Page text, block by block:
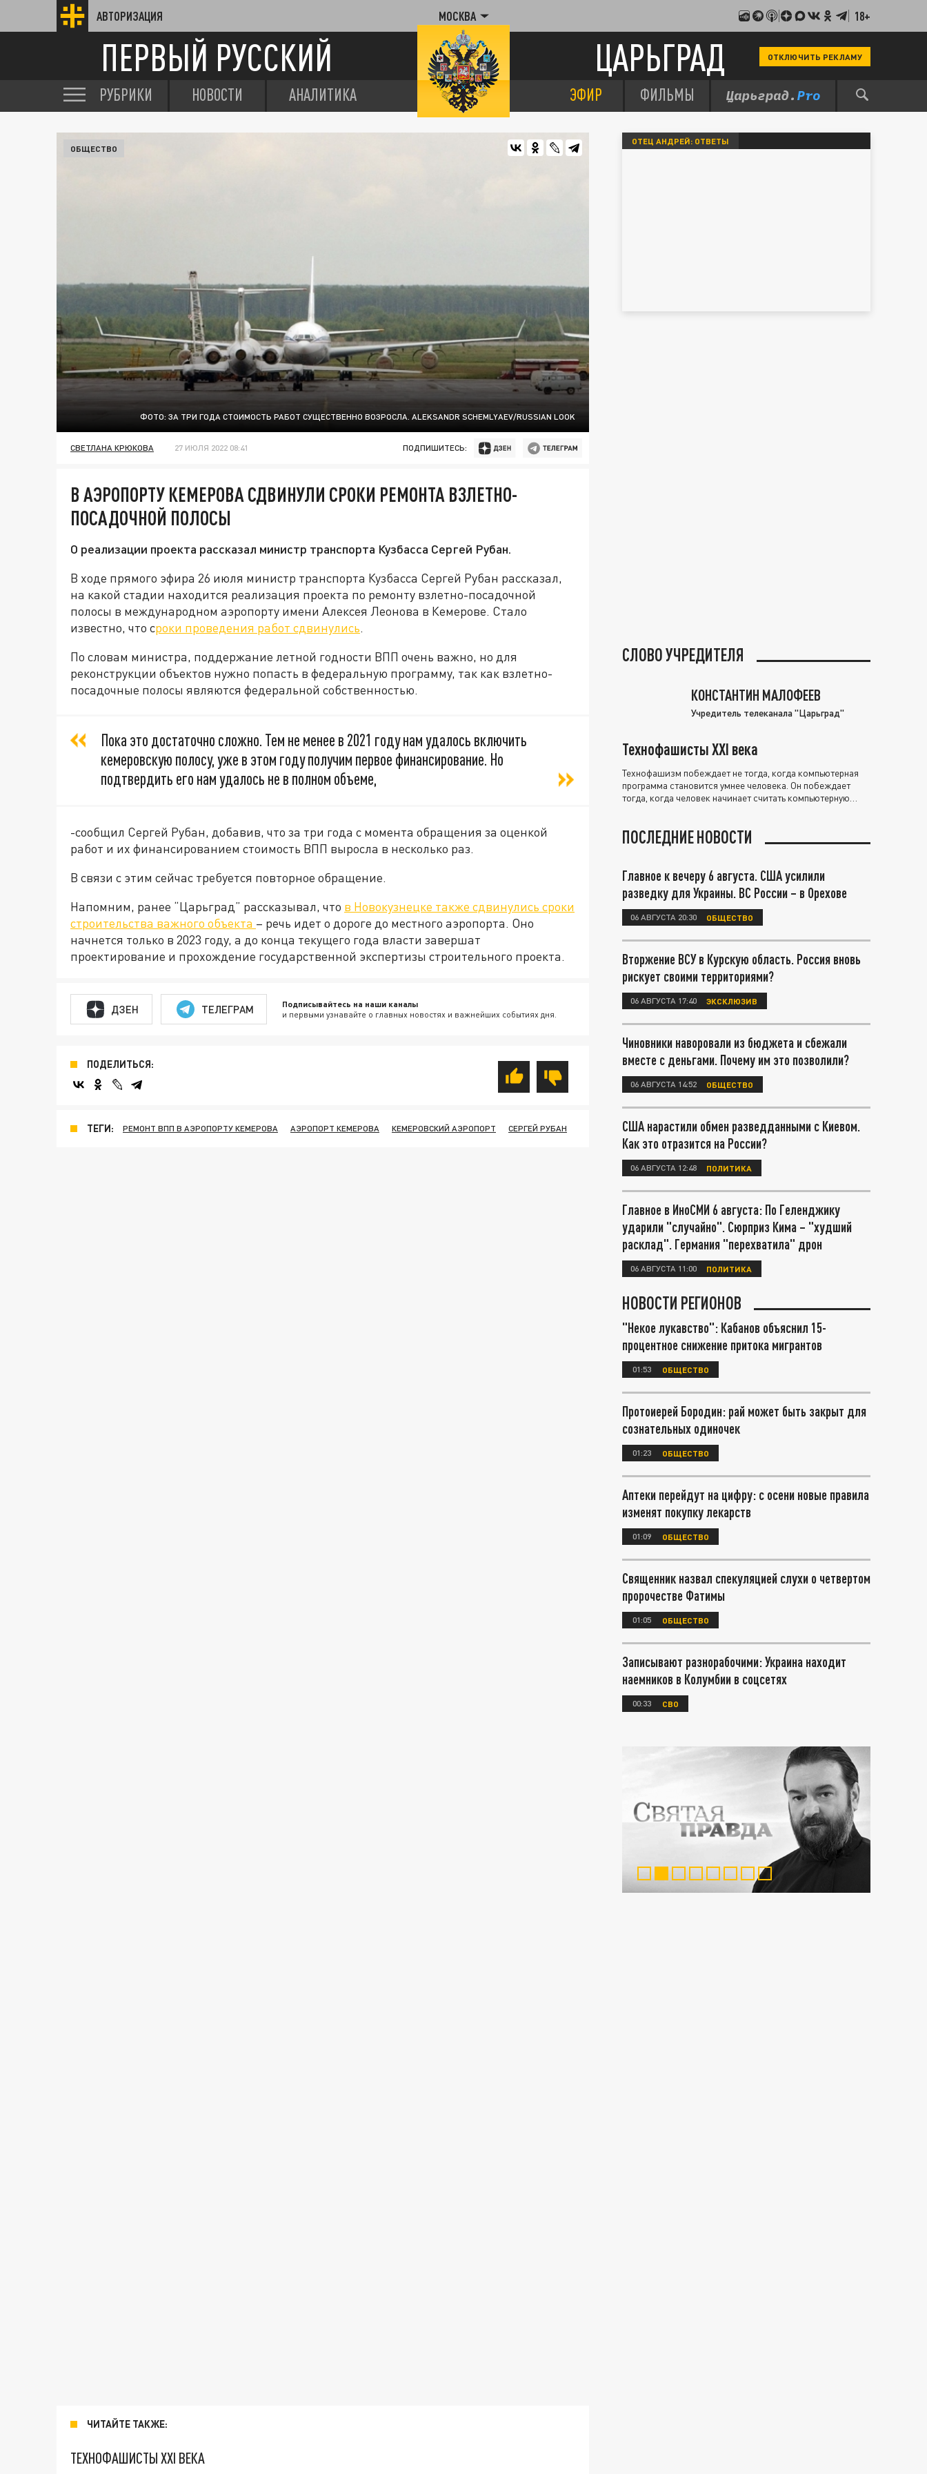
АВТОРИЗАЦИЯ МОСКВА 18+
ПЕРВЫЙ РУССКИЙ ЦАРЬГРАД ОТКЛЮЧИТЬ РЕКЛАМУ
РУБРИКИ НОВОСТИ АНАЛИТИКА ЭФИР ФИЛЬМЫ
ФОТО: ЗА ТРИ ГОДА СТОИМОСТЬ РАБОТ СУЩЕСТВЕННО ВОЗРОСЛА. ALEKSANDR SCHEMLYAEV/RUSSIAN LOOK
ОБЩЕСТВО
СВЕТЛАНА КРЮКОВА 27 ИЮЛЯ 2022 08:41 ПОДПИШИТЕСЬ:
В АЭРОПОРТУ КЕМЕРОВА СДВИНУЛИ СРОКИ РЕМОНТА ВЗЛЕТНО-
ПОСАДОЧНОЙ ПОЛОСЫ
О реализации проекта рассказал министр транспорта Кузбасса Сергей Рубан.
В ходе прямого эфира 26 июля министр транспорта Кузбасса Сергей Рубан рассказал,
на какой стадии находится реализация проекта по ремонту взлетно-посадочной
полосы в международном аэропорту имени Алексея Леонова в Кемерове. Стало
известно, что сроки проведения работ сдвинулись.
По словам министра, поддержание летной годности ВПП очень важно, но для
реконструкции объектов нужно попасть в федеральную программу, так как взлетно-
посадочные полосы являются федеральной собственностью.
Пока это достаточно сложно. Тем не менее в 2021 году нам удалось включить
кемеровскую полосу, уже в этом году получим первое финансирование. Но
подтвердить его нам удалось не в полном объеме,
-сообщил Сергей Рубан, добавив, что за три года с момента обращения за оценкой
работ и их финансированием стоимость ВПП выросла в несколько раз.
В связи с этим сейчас требуется повторное обращение.
Напомним, ранее “Царьград” рассказывал, что в Новокузнецке также сдвинулись сроки
строительства важного объекта – речь идет о дороге до местного аэропорта. Оно
начнется только в 2023 году, а до конца текущего года власти завершат
проектирование и прохождение государственной экспертизы строительного проекта.
ДЗЕН ТЕЛЕГРАМ Подписывайтесь на наши каналы
и первыми узнавайте о главных новостях и важнейших событиях дня.
ПОДЕЛИТЬСЯ:
ТЕГИ: РЕМОНТ ВПП В АЭРОПОРТУ КЕМЕРОВА АЭРОПОРТ КЕМЕРОВА КЕМЕРОВСКИЙ АЭРОПОРТ СЕРГЕЙ РУБАН
ЧИТАЙТЕ ТАКЖЕ:
ТЕХНОФАШИСТЫ XXI ВЕКА
ОТЕЦ АНДРЕЙ: ОТВЕТЫ
СЛОВО УЧРЕДИТЕЛЯ
КОНСТАНТИН МАЛОФЕЕВ
Учредитель телеканала "Царьград"
Технофашисты XXI века
Технофашизм побеждает не тогда, когда компьютерная
программа становится умнее человека. Он побеждает
тогда, когда человек начинает считать компьютерную
ПОСЛЕДНИЕ НОВОСТИ
Главное к вечеру 6 августа. США усилили
разведку для Украины. ВС России – в Орехове
06 АВГУСТА 20:30 ОБЩЕСТВО
Вторжение ВСУ в Курскую область. Россия вновь
рискует своими территориями?
06 АВГУСТА 17:40 ЭКСКЛЮЗИВ
Чиновники наворовали из бюджета и сбежали
вместе с деньгами. Почему им это позволили?
06 АВГУСТА 14:52 ОБЩЕСТВО
США нарастили обмен разведданными с Киевом.
Как это отразится на России?
06 АВГУСТА 12:48 ПОЛИТИКА
Главное в ИноСМИ 6 августа: По Геленджику
ударили "случайно". Сюрприз Кима – "худший
расклад". Германия "перехватила" дрон
06 АВГУСТА 11:00 ПОЛИТИКА
НОВОСТИ РЕГИОНОВ
"Некое лукавство": Кабанов объяснил 15-
процентное снижение притока мигрантов
01:53 ОБЩЕСТВО
Протоиерей Бородин: рай может быть закрыт для
сознательных одиночек
01:23 ОБЩЕСТВО
Аптеки перейдут на цифру: с осени новые правила
изменят покупку лекарств
01:09 ОБЩЕСТВО
Священник назвал спекуляцией слухи о четвертом
пророчестве Фатимы
01:05 ОБЩЕСТВО
Записывают разнорабочими: Украина находит
наемников в Колумбии в соцсетях
00:33 СВО